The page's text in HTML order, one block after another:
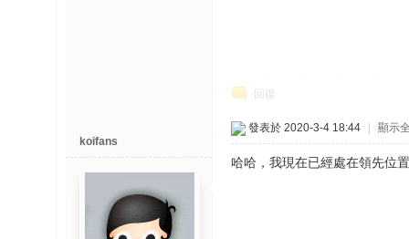
回復
koifans
發表於 2020-3-4 18:44 顯示
哈哈，我現在已經處在領先位